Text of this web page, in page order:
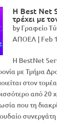
Η Best Net
τρέχει με
by Γραφείο
ΑΠΟΕΛ | Feb
Η BestNet
με Τμήμα
στον
από 20
που τη
συνεργάτη